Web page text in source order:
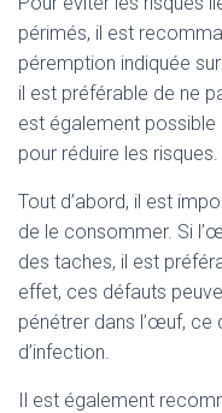
périmés, il est
péremption indiquée
il est préférable de ne
est également
pour réduire les risques.
Tout d’abord, il est
de le consommer. Si
des taches, il est
effet, ces défauts
pénétrer dans l’œuf, ce
d’infection.
Il est également